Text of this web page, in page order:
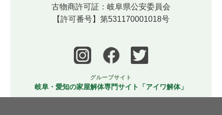
古物商許可証：岐阜県公安委員会
【許可番号】第531170001018号
グループサイト
岐阜・愛知の家屋解体専門サイト「アイワ解体」